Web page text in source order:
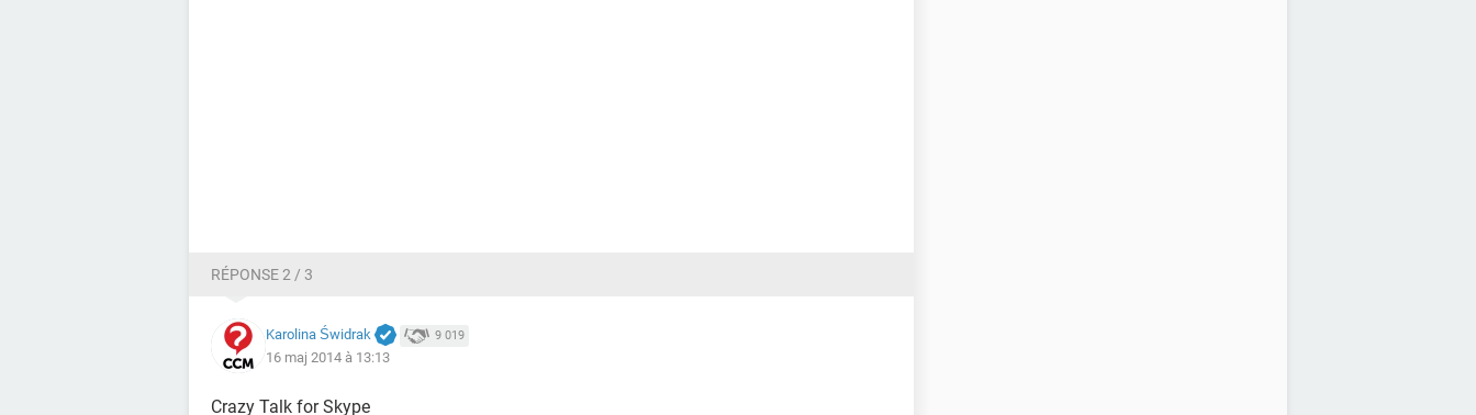
RÉPONSE 2 / 3
Karolina Świdrak 9 019
16 maj 2014 à 13:13
Crazy Talk for Skype